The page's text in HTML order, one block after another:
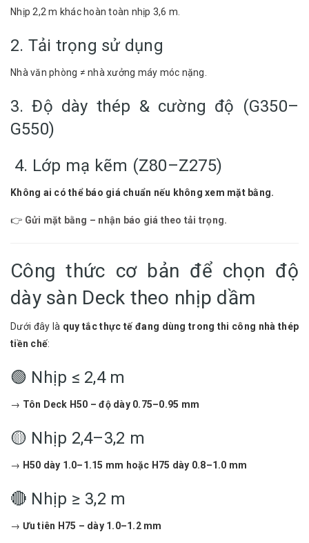
Nhịp 2,2 m khác hoàn toàn nhịp 3,6 m.
2. Tải trọng sử dụng
Nhà văn phòng ≠ nhà xưởng máy móc nặng.
3. Độ dày thép & cường độ (G350–
G550)
4. Lớp mạ kẽm (Z80–Z275)
Không ai có thể báo giá chuẩn nếu không xem mặt bằng.
👉 Gửi mặt bằng – nhận báo giá theo tải trọng.
Công thức cơ bản để chọn độ
dày sàn Deck theo nhịp dầm
Dưới đây là quy tắc thực tế đang dùng trong thi công nhà thép
tiền chế:
🟢 Nhịp ≤ 2,4 m
→ Tôn Deck H50 – độ dày 0.75–0.95 mm
🟡 Nhịp 2,4–3,2 m
→ H50 dày 1.0–1.15 mm hoặc H75 dày 0.8–1.0 mm
🔴 Nhịp ≥ 3,2 m
→ Ưu tiên H75 – dày 1.0–1.2 mm